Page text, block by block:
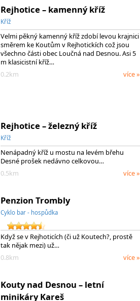
Rejhotice – kamenný kříž
Kříž
Velmi pěkný kamenný kříž zdobí levou krajnici
směrem ke Koutům v Rejhotickích což jsou
všechno části obec Loučná nad Desnou. Asi 5
m klasicistní kříž…
0.2km
více »
Rejhotice – železný kříž
Kříž
Nenápadný kříž u mostu na levém břehu
Desné prošek nedávno celkovou…
0.5km
více »
Penzion Trombly
Cyklo bar - hospůdka
Když se v Rejhoticích (či už Koutech?, prostě
tak nějak mezi) už…
0.8km
více »
Kouty nad Desnou – letní
minikáry Kareš